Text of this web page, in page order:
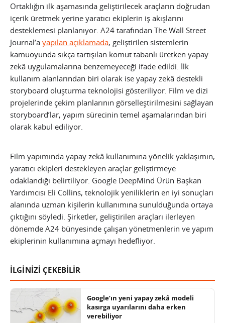
Ortaklığın ilk aşamasında geliştirilecek araçların doğrudan
içerik üretmek yerine yaratıcı ekiplerin iş akışlarını
desteklemesi planlanıyor. A24 tarafından The Wall Street
Journal’a yapılan açıklamada, geliştirilen sistemlerin
kamuoyunda sıkça tartışılan komut tabanlı üretken yapay
zekâ uygulamalarına benzemeyeceği ifade edildi. İlk
kullanım alanlarından biri olarak ise yapay zekâ destekli
storyboard oluşturma teknolojisi gösteriliyor. Film ve dizi
projelerinde çekim planlarının görselleştirilmesini sağlayan
storyboard’lar, yapım sürecinin temel aşamalarından biri
olarak kabul ediliyor.
Film yapımında yapay zekâ kullanımına yönelik yaklaşımın,
yaratıcı ekipleri destekleyen araçlar geliştirmeye
odaklandığı belirtiliyor. Google DeepMind Ürün Başkan
Yardımcısı Eli Collins, teknolojik yeniliklerin en iyi sonuçları
alanında uzman kişilerin kullanımına sunulduğunda ortaya
çıktığını söyledi. Şirketler, geliştirilen araçları ilerleyen
dönemde A24 bünyesinde çalışan yönetmenlerin ve yapım
ekiplerinin kullanımına açmayı hedefliyor.
İLGİNİZİ ÇEKEBİLİR
Google’ın yeni yapay zekâ modeli
kasırga uyarılarını daha erken
verebiliyor